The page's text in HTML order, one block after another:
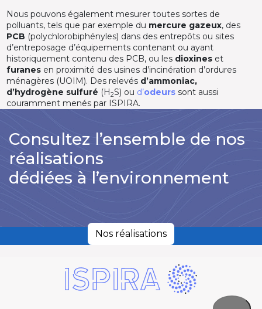
Nous pouvons également mesurer toutes sortes de
polluants, tels que par exemple du mercure gazeux, des
PCB (polychlorobiphényles) dans des entrepôts ou sites
d’entreposage d’équipements contenant ou ayant
historiquement contenu des PCB, ou les dioxines et
furanes en proximité des usines d’incinération d’ordures
ménagères (UOIM). Des relevés d’ammoniac,
d’hydrogène sulfuré (H2S) ou d’odeurs sont aussi
couramment menés par ISPIRA.
Consultez l’ensemble de nos
réalisations
dédiées à l’environnement
Nos réalisations